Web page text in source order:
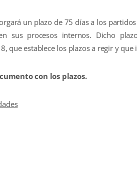
un plazo de 75 días a los
sus procesos internos. Dicho
que establece los plazos a regir y
con los plazos.